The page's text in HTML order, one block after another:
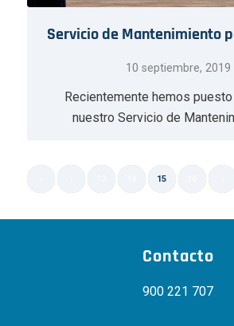
Servicio de Mantenimiento
10 septiembre, 2019
Recientemente hemos puesto
nuestro Servicio de
15
Contacto
900 221 707